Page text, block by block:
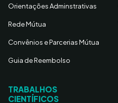
Orientações Adminstrativas
Rede Mútua
Convênios e Parcerias Mútua
Guia de Reembolso
TRABALHOS
CIENTÍFICOS